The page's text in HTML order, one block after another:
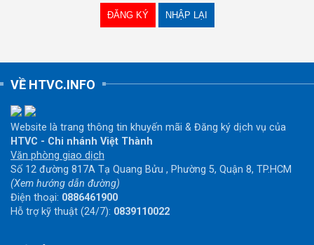
VỀ HTVC.INFO
Website là trang thông tin khuyến mãi & Đăng ký dịch vụ của
HTVC - Chi nhánh Việt Thành
Văn phòng giao dịch
Số 12 đường 817A Tạ Quang Bửu , Phường 5, Quận 8, TP.HCM
(Xem hướng dẫn đường)
Điện thoại: 0886461900
Hỗ trợ kỹ thuật (24/7): 0839110022